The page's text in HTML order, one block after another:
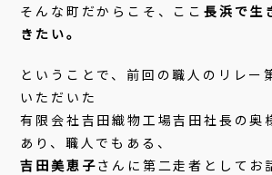
そんな町だからこそ、ここ 長浜で生
きたい。
ということで、前回の職人のリレー
いただいた
有限会社吉田織物工場吉田社長の奥
あり、職人でもある、
吉田美恵子さんに第二走者としてお